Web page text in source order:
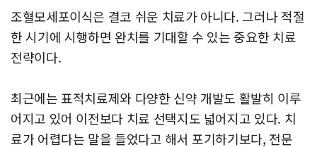
조혈모세포이식은 결코 쉬운 치료가 아니다. 그러나 적절
한 시기에 시행하면 완치를 기대할 수 있는 중요한 치료
전략이다.
최근에는 표적치료제와 다양한 신약 개발도 활발히 이루
어지고 있어 이전보다 치료 선택지도 넓어지고 있다. 치
료가 어렵다는 말을 들었다고 해서 포기하기보다, 전문